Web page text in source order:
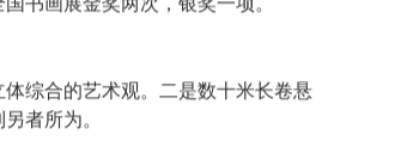
际联盟书法家协会副主席，中国国匠
书画展金奖两次，银奖一项。
综合的艺术观。二是数十米长卷悬